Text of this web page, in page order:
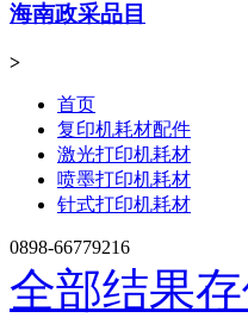
海南政采品目
>
首页
复印机耗材配件
激光打印机耗材
喷墨打印机耗材
针式打印机耗材
0898-66779216
全部结果